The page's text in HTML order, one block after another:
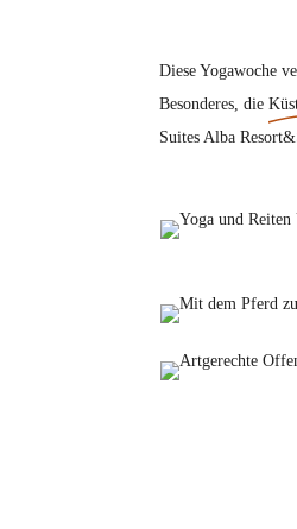
Diese Yogawoche
Besonderes, die
Suites Alba